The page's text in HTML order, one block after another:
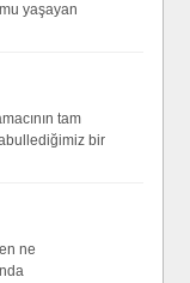
yaşayan
tam
bir
ne